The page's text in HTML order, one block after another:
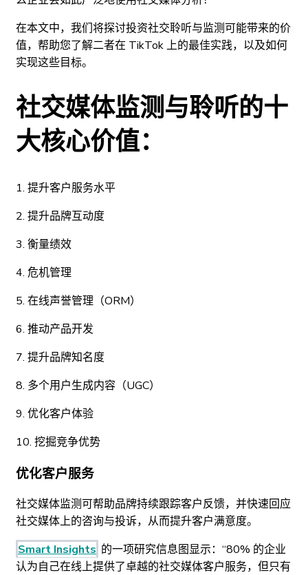
在本文中，我们将探讨投资社交聆听与监测可能带来的价
值，帮助您了解二者在 TikTok 上的最佳实践，以及如何
实现这些目标。
社交媒体监测与聆听的十
大核心价值：
1. 提升客户服务水平
2. 提升品牌互动度
3. 衡量绩效
4. 危机管理
5. 在线声誉管理（ORM）
6. 推动产品开发
7. 提升品牌知名度
8. 多个用户生成内容（UGC）
9. 优化客户体验
10. 挖掘竞争优势
优化客户服务
社交媒体监测可帮助品牌持续跟踪客户反馈，并快速回应
社交媒体上的咨询与投诉，从而提升客户满意度。
Smart Insights 的一项研究信息图显示：“80% 的企业
认为自己在线上提供了卓越的社交媒体客户服务，但只有